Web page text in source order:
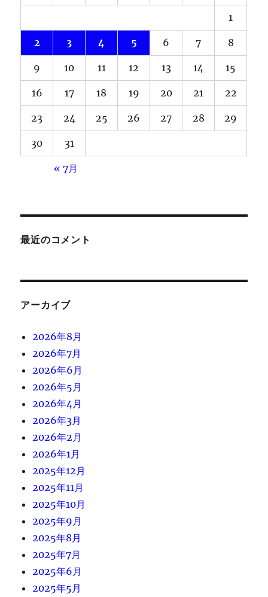
1
2 3 4 5 6 7 8
9 10 11 12 13 14 15
16 17 18 19 20 21 22
23 24 25 26 27 28 29
30 31
« 7月
最近のコメント
アーカイブ
2026年8月
2026年7月
2026年6月
2026年5月
2026年4月
2026年3月
2026年2月
2026年1月
2025年12月
2025年11月
2025年10月
2025年9月
2025年8月
2025年7月
2025年6月
2025年5月